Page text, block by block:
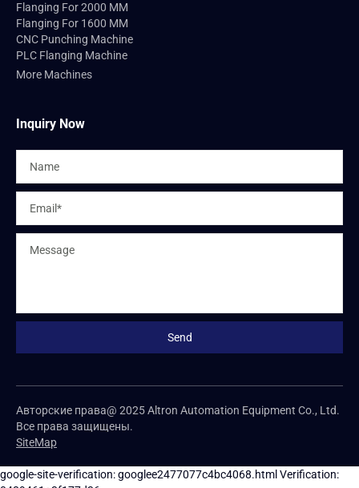
Flanging For 2000 MM
Flanging For 1600 MM
CNC Punching Machine
PLC Flanging Machine
More Machines
Inquiry Now
Авторские права@ 2025 Altron Automation Equipment Co., Ltd.
Все права защищены.
SiteMap
google-site-verification: googlee2477077c4bc4068.html Verification: